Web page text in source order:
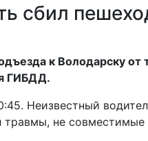
сбил
к Володарску от
ГИБДД.
Неизвестный
травмы, не